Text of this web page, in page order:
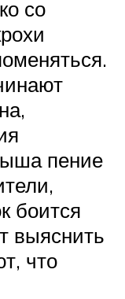
со
пение
боится
выяснить
что